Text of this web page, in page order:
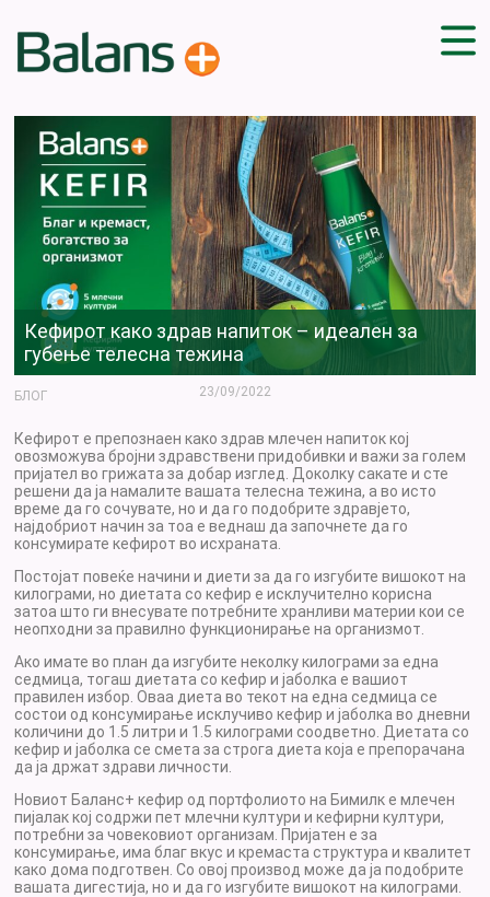
ДОМА
СОВЕТИ
ВЕЖБИ
ПЛАН ЗА ИСХРАНА
ЗДРАВИ РЕЦЕПТИ
БЛОГ
ПРОИЗВОДИ
КАМПАЊИ
ЧПП
Кефирот како здрав напиток – идеален за
губење телесна тежина
БЛОГ 23/09/2022
Кефирот е препознаен како здрав млечен напиток кој
овозможува бројни здравствени придобивки и важи за голем
пријател во грижата за добар изглед. Доколку сакате и сте
решени да ја намалите вашата телесна тежина, а во исто
време да го сочувате, но и да го подобрите здравјето,
најдобриот начин за тоа е веднаш да започнете да го
консумирате кефирот во исхраната.
Постојат повеќе начини и диети за да го изгубите вишокот на
килограми, но диетата со кефир е исклучително корисна
затоа што ги внесувате потребните хранливи материи кои се
неопходни за правилно функционирање на организмот.
Ако имате во план да изгубите неколку килограми за една
седмица, тогаш диетата со кефир и јаболка е вашиот
правилен избор. Оваа диета во текот на една седмица се
состои од консумирање исклучиво кефир и јаболка во дневни
количини до 1.5 литри и 1.5 килограми соодветно. Диетата со
кефир и јаболка се смета за строга диета која е препорачана
да ја држат здрави личности.
Новиот Баланс+ кефир од портфолиото на Бимилк е млечен
пијалак кој содржи пет млечни култури и кефирни култури,
потребни за човековиот организам. Пријатен е за
консумирање, има благ вкус и кремаста структура и квалитет
како дома подготвен. Со овој производ може да ја подобрите
вашата дигестија, но и да го изгубите вишокот на килограми.